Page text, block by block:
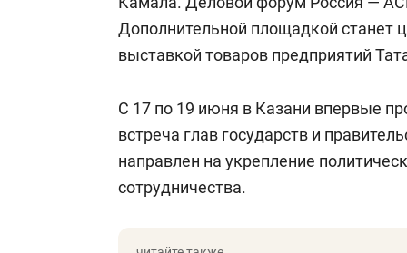
Дополнительной площадкой станет
выставкой товаров предприятий
С 17 по 19 июня в Казани впервые
встреча глав государств и
направлен на укрепление
сотрудничества.